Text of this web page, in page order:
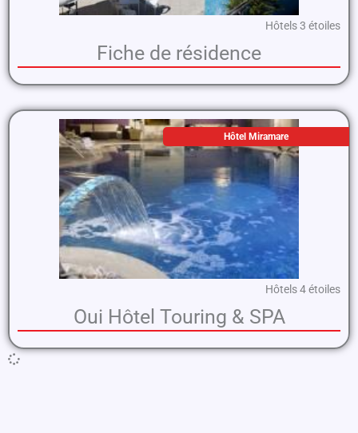
Hôtels 3 étoiles
Fiche de résidence
Hôtel Miramare
Hôtels 4 étoiles
Oui Hôtel Touring & SPA